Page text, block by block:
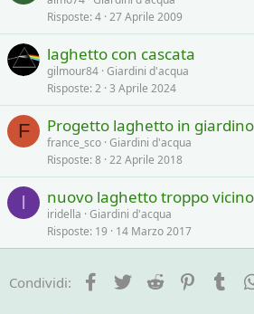
Risposte 4 27 Aprile 2009
laghetto con cascata
gilmour84 Giardini d'acqua
Risposte 2 3 Aprile 2024
F Progetto laghetto in giardino
france_sco Giardini d'acqua
Risposte 8 22 Aprile 2018
I nuovo laghetto troppo vicino
iridella Giardini d'acqua
Risposte 19 14 Marzo 2017
Condividi: Facebook
Twitter Reddit Pinterest